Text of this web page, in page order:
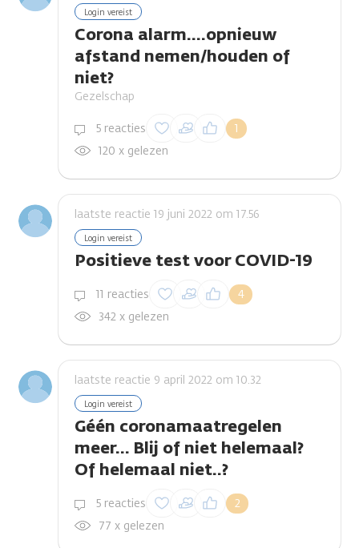
Login vereist
Corona alarm....opnieuw
afstand nemen/houden of
niet?
Gezelschap
5 reacties 1
Inloggen om een
reactie te plaatsen
120 x gelezen
laatste reactie 19 juni 2022 om 17.56
Login vereist
Positieve test voor COVID-19
11 reacties 4
Inloggen om een
reactie te plaatsen
342 x gelezen
laatste reactie 9 april 2022 om 10.32
Login vereist
Géén coronamaatregelen
meer... Blij of niet helemaal?
Of helemaal niet..?
5 reacties 2
Inloggen om een
reactie te plaatsen
77 x gelezen